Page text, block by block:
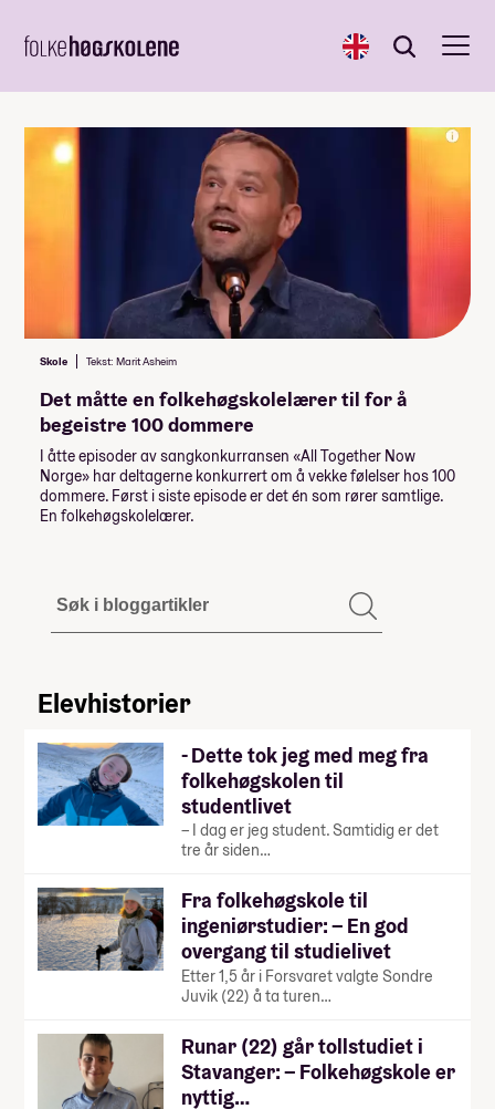
English Søk
Søk
Skole Tekst: Marit Asheim
Det måtte en folkehøgskolelærer til for å
begeistre 100 dommere
I åtte episoder av sangkonkurransen «All Together Now
Norge» har deltagerne konkurrert om å vekke følelser hos 100
dommere. Først i siste episode er det én som rører samtlige.
En folkehøgskolelærer.
Elevhistorier
- Dette tok jeg med meg fra
folkehøgskolen til
studentlivet
– I dag er jeg student. Samtidig er det
tre år siden…
Fra folkehøgskole til
ingeniørstudier: – En god
overgang til studielivet
Etter 1,5 år i Forsvaret valgte Sondre
Juvik (22) å ta turen…
Runar (22) går tollstudiet i
Stavanger: – Folkehøgskole er
nyttig…